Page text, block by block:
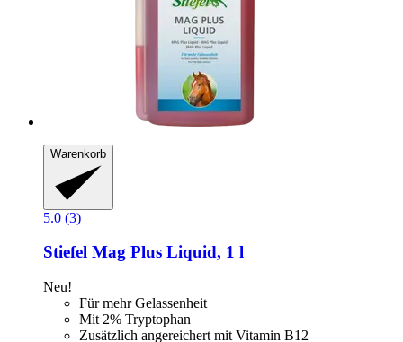
Warenkorb
5.0 (3)
Stiefel Mag Plus Liquid, 1 l
Neu!
Für mehr Gelassenheit
Mit 2% Tryptophan
Zusätzlich angereichert mit Vitamin B12